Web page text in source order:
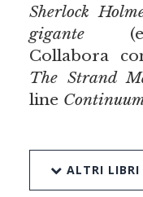
Sherlock
gigante
Collabora
The Strand
line
ALTRI LIBRI